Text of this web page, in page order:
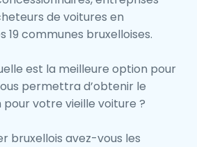
de voitures en
19 communes bruxelloises.
est la meilleure option pour
permettra d’obtenir le
votre vieille voiture ?
bruxellois avez-vous les